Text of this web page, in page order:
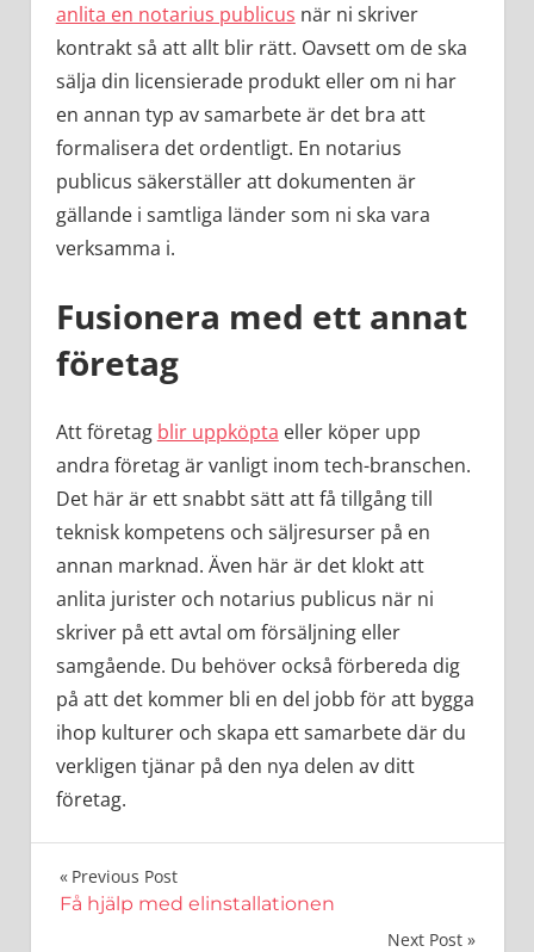
anlita en notarius publicus när ni skriver
kontrakt så att allt blir rätt. Oavsett om de ska
sälja din licensierade produkt eller om ni har
en annan typ av samarbete är det bra att
formalisera det ordentligt. En notarius
publicus säkerställer att dokumenten är
gällande i samtliga länder som ni ska vara
verksamma i.
Fusionera med ett annat
företag
Att företag blir uppköpta eller köper upp
andra företag är vanligt inom tech-branschen.
Det här är ett snabbt sätt att få tillgång till
teknisk kompetens och säljresurser på en
annan marknad. Även här är det klokt att
anlita jurister och notarius publicus när ni
skriver på ett avtal om försäljning eller
samgående. Du behöver också förbereda dig
på att det kommer bli en del jobb för att bygga
ihop kulturer och skapa ett samarbete där du
verkligen tjänar på den nya delen av ditt
företag.
Inläggsnavigering
Previous Post
Få hjälp med elinstallationen
Next Post